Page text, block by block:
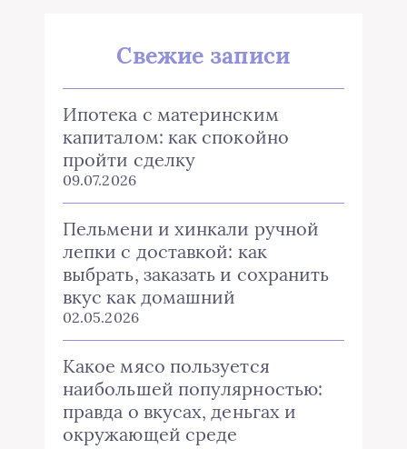
Свежие записи
Ипотека с материнским
капиталом: как спокойно
пройти сделку
09.07.2026
Пельмени и хинкали ручной
лепки с доставкой: как
выбрать, заказать и сохранить
вкус как домашний
02.05.2026
Какое мясо пользуется
наибольшей популярностью:
правда о вкусах, деньгах и
окружающей среде